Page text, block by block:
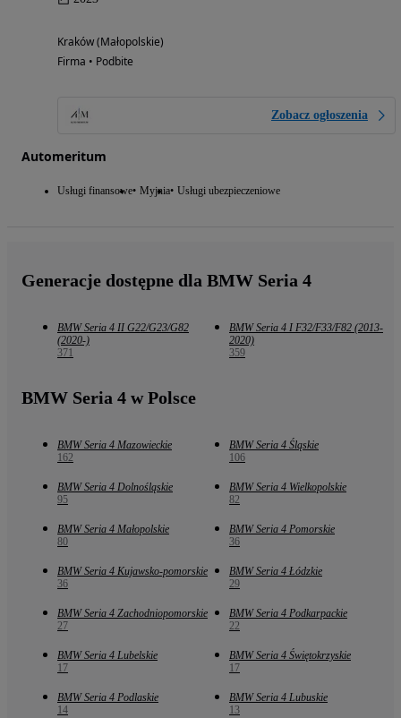
Kraków (Małopolskie)
Firma • Podbite
Zobacz ogłoszenia
Automeritum
Usługi finansowe Myjnia Usługi ubezpieczeniowe
Generacje dostępne dla BMW Seria 4
BMW Seria 4 II G22/G23/G82
(2020-)
371
BMW Seria 4 I F32/F33/F82 (2013-
2020)
359
BMW Seria 4 w Polsce
BMW Seria 4 Mazowieckie
162
BMW Seria 4 Śląskie
106
BMW Seria 4 Dolnośląskie
95
BMW Seria 4 Wielkopolskie
82
BMW Seria 4 Małopolskie
80
BMW Seria 4 Pomorskie
36
BMW Seria 4 Kujawsko-pomorskie
36
BMW Seria 4 Łódzkie
29
BMW Seria 4 Zachodniopomorskie
27
BMW Seria 4 Podkarpackie
22
BMW Seria 4 Lubelskie
17
BMW Seria 4 Świętokrzyskie
17
BMW Seria 4 Podlaskie
14
BMW Seria 4 Lubuskie
13